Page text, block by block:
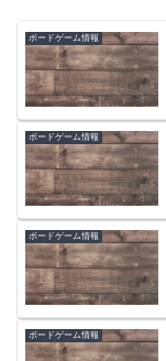
ボードゲーム情報
ボードゲーム情報
ボードゲーム情報
ボードゲーム情報